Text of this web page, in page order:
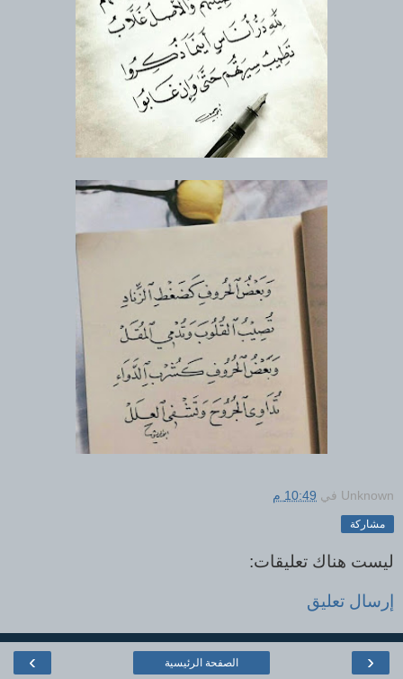
Unknown في 10:49 م
مشاركة
ليست هناك تعليقات:
إرسال تعليق
‹
› الصفحة الرئيسية